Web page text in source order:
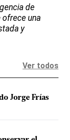
de
una
y
Ver todos
Jorge Frías